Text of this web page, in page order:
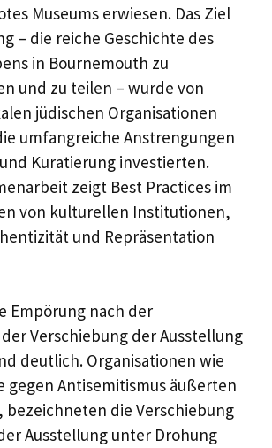
Museums erwiesen. Das Ziel
– die reiche Geschichte des
in Bournemouth zu
und zu teilen – wurde von
jüdischen Organisationen
umfangreiche Anstrengungen
Kuratierung investierten.
zeigt Best Practices im
von kulturellen Institutionen,
und Repräsentation
Empörung nach der
Verschiebung der Ausstellung
deutlich. Organisationen wie
gegen Antisemitismus äußerten
bezeichneten die Verschiebung
Ausstellung unter Drohung